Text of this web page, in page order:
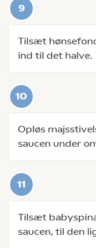
Tilsæt
ind til det halve.
Opløs
saucen under
Tilsæt
saucen, til den